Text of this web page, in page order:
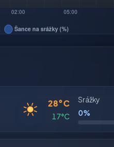
28°C
17°C
Srážky
0%